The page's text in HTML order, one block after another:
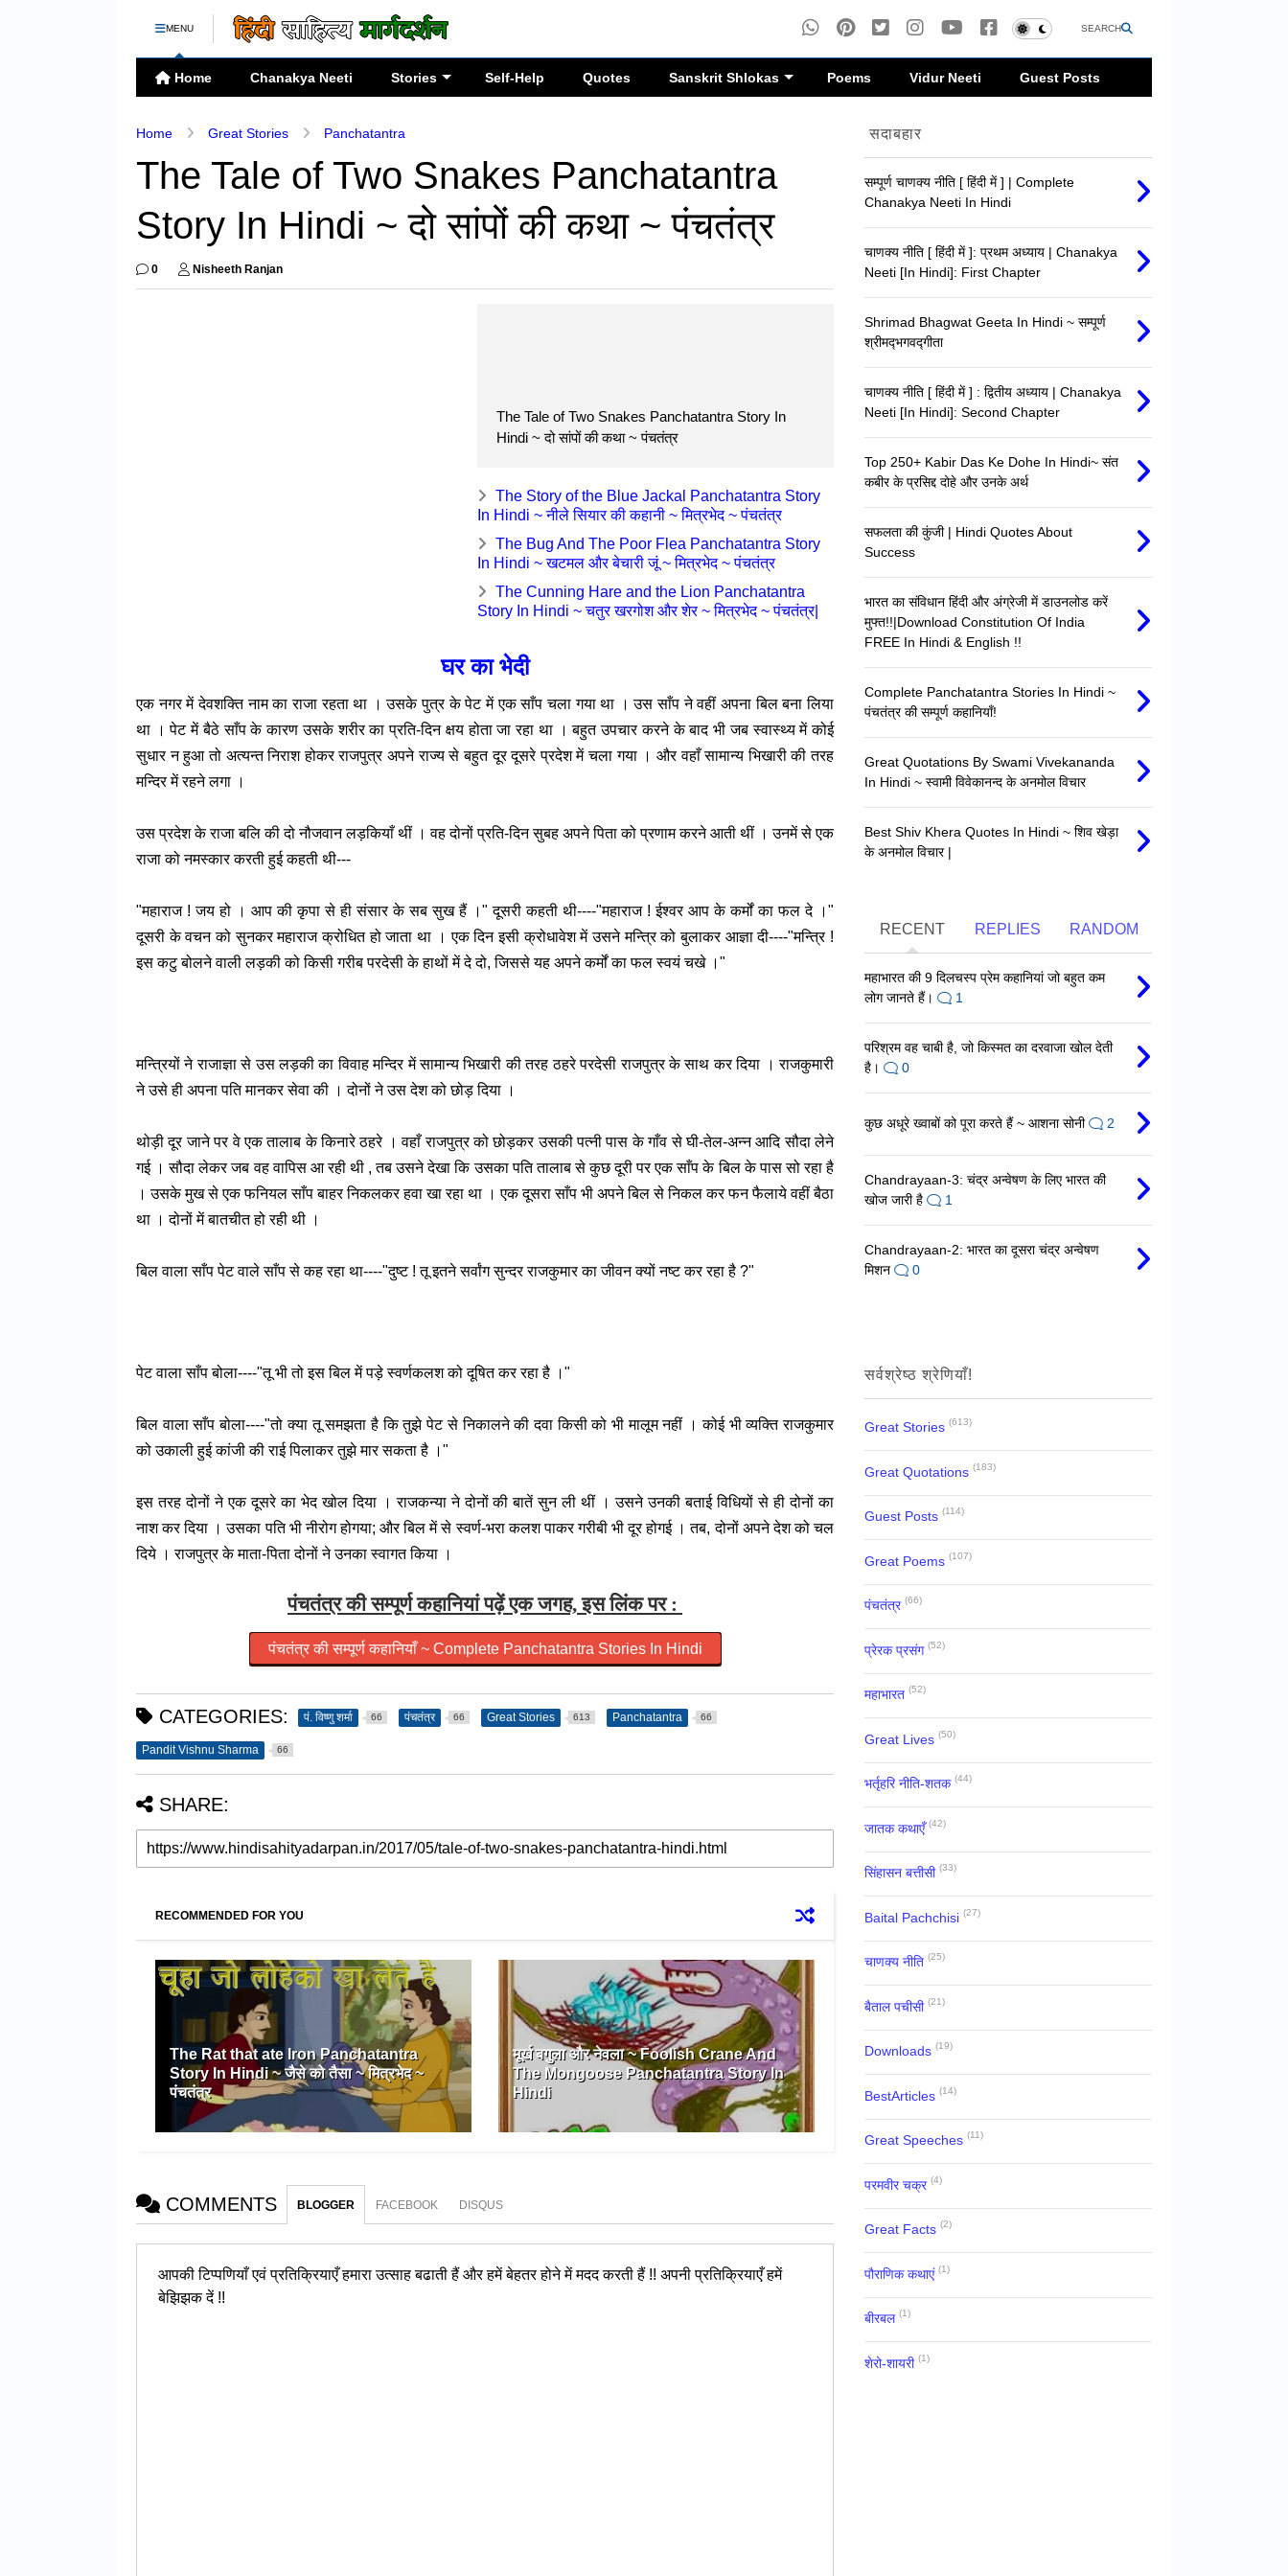
MENU SEARCH
Home Chanakya Neeti Stories Self-Help Quotes Sanskrit Shlokas Poems Vidur Neeti Guest Posts
Home Great Stories Panchatantra
The Tale of Two Snakes Panchatantra
Story In Hindi ~ दो सांपों की कथा ~ पंचतंत्र
0 Nisheeth Ranjan
The Tale of Two Snakes Panchatantra Story In
Hindi ~ दो सांपों की कथा ~ पंचतंत्र
The Story of the Blue Jackal Panchatantra Story
In Hindi ~ नीले सियार की कहानी ~ मित्रभेद ~ पंचतंत्र
The Bug And The Poor Flea Panchatantra Story
In Hindi ~ खटमल और बेचारी जूं ~ मित्रभेद ~ पंचतंत्र
The Cunning Hare and the Lion Panchatantra
Story In Hindi ~ चतुर खरगोश और शेर ~ मित्रभेद ~ पंचतंत्र|
घर का भेदी
एक नगर में देवशक्ति नाम का राजा रहता था । उसके पुत्र के पेट में एक साँप चला गया था । उस साँप ने वहीं अपना बिल बना लिया
था । पेट में बैठे साँप के कारण उसके शरीर का प्रति-दिन क्षय होता जा रहा था । बहुत उपचार करने के बाद भी जब स्वास्थ्य में कोई
सुधार न हुआ तो अत्यन्त निराश होकर राजपुत्र अपने राज्य से बहुत दूर दूसरे प्रदेश में चला गया । और वहाँ सामान्य भिखारी की तरह
मन्दिर में रहने लगा ।
उस प्रदेश के राजा बलि की दो नौजवान लड़कियाँ थीं । वह दोनों प्रति-दिन सुबह अपने पिता को प्रणाम करने आती थीं । उनमें से एक
राजा को नमस्कार करती हुई कहती थी---
"महाराज ! जय हो । आप की कृपा से ही संसार के सब सुख हैं ।" दूसरी कहती थी----"महाराज ! ईश्‍वर आप के कर्मों का फल दे ।"
दूसरी के वचन को सुनकर महाराज क्रोधित हो जाता था । एक दिन इसी क्रोधावेश में उसने मन्त्रि को बुलाकर आज्ञा दी----"मन्त्रि !
इस कटु बोलने वाली लड़की को किसी गरीब परदेसी के हाथों में दे दो, जिससे यह अपने कर्मों का फल स्वयं चखे ।"
मन्त्रियों ने राजाज्ञा से उस लड़की का विवाह मन्दिर में सामान्य भिखारी की तरह ठहरे परदेसी राजपुत्र के साथ कर दिया । राजकुमारी
ने उसे ही अपना पति मानकर सेवा की । दोनों ने उस देश को छोड़ दिया ।
थोड़ी दूर जाने पर वे एक तालाब के किनारे ठहरे । वहाँ राजपुत्र को छोड़कर उसकी पत्‍नी पास के गाँव से घी-तेल-अन्न आदि सौदा लेने
गई । सौदा लेकर जब वह वापिस आ रही थी , तब उसने देखा कि उसका पति तालाब से कुछ दूरी पर एक साँप के बिल के पास सो रहा है
। उसके मुख से एक फनियल साँप बाहर निकलकर हवा खा रहा था । एक दूसरा साँप भी अपने बिल से निकल कर फन फैलाये वहीं बैठा
था । दोनों में बातचीत हो रही थी ।
बिल वाला साँप पेट वाले साँप से कह रहा था----"दुष्ट ! तू इतने सर्वांग सुन्दर राजकुमार का जीवन क्यों नष्ट कर रहा है ?"
पेट वाला साँप बोला----"तू भी तो इस बिल में पड़े स्वर्णकलश को दूषित कर रहा है ।"
बिल वाला साँप बोला----"तो क्या तू समझता है कि तुझे पेट से निकालने की दवा किसी को भी मालूम नहीं । कोई भी व्यक्ति राजकुमार
को उकाली हुई कांजी की राई पिलाकर तुझे मार सकता है ।"
इस तरह दोनों ने एक दूसरे का भेद खोल दिया । राजकन्या ने दोनों की बातें सुन ली थीं । उसने उनकी बताई विधियों से ही दोनों का
नाश कर दिया । उसका पति भी नीरोग होगया; और बिल में से स्वर्ण-भरा कलश पाकर गरीबी भी दूर होगई । तब, दोनों अपने देश को चल
दिये । राजपुत्र के माता-पिता दोनों ने उनका स्वागत किया ।
पंचतंत्र की सम्पूर्ण कहानियां पढ़ें एक जगह, इस लिंक पर :
पंचतंत्र की सम्पूर्ण कहानियाँ ~ Complete Panchatantra Stories In Hindi
CATEGORIES: पं. विष्णु शर्मा 66 पंचतंत्र 66 Great Stories 613 Panchatantra 66
Pandit Vishnu Sharma 66
SHARE:
RECOMMENDED FOR YOU
The Rat that ate Iron Panchatantra
Story In Hindi ~ जैसे को तैसा ~ मित्रभेद ~
पंचतंत्र
मूर्ख बगुला और नेवला ~ Foolish Crane And
The Mongoose Panchatantra Story In
Hindi
COMMENTS BLOGGER FACEBOOK DISQUS
आपकी टिप्पणियाँ एवं प्रतिक्रियाएँ हमारा उत्साह बढाती हैं और हमें बेहतर होने में मदद करती हैं !! अपनी प्रतिक्रियाएँ हमें
बेझिझक दें !!
सदाबहार
सम्पूर्ण चाणक्य नीति [ हिंदी में ] | Complete
Chanakya Neeti In Hindi
चाणक्य नीति [ हिंदी में ]: प्रथम अध्याय | Chanakya
Neeti [In Hindi]: First Chapter
Shrimad Bhagwat Geeta In Hindi ~ सम्पूर्ण
श्रीमद्‍भगवद्‍गीता
चाणक्य नीति [ हिंदी में ] : द्वितीय अध्याय | Chanakya
Neeti [In Hindi]: Second Chapter
Top 250+ Kabir Das Ke Dohe In Hindi~ संत
कबीर के प्रसिद्द दोहे और उनके अर्थ
सफलता की कुंजी | Hindi Quotes About
Success
भारत का संविधान हिंदी और अंग्रेजी में डाउनलोड करें
मुफ्त!!|Download Constitution Of India
FREE In Hindi & English !!
Complete Panchatantra Stories In Hindi ~
पंचतंत्र की सम्पूर्ण कहानियाँ!
Great Quotations By Swami Vivekananda
In Hindi ~ स्वामी विवेकानन्द के अनमोल विचार
Best Shiv Khera Quotes In Hindi ~ शिव खेड़ा
के अनमोल विचार |
RECENT REPLIES RANDOM
महाभारत की 9 दिलचस्प प्रेम कहानियां जो बहुत कम
लोग जानते हैं।
1
परिश्रम वह चाबी है, जो किस्मत का दरवाजा खोल देती
है।
0
कुछ अधूरे ख्वाबों को पूरा करते हैं ~ आशना सोनी 2
Chandrayaan-3: चंद्र अन्वेषण के लिए भारत की
खोज जारी है
1
Chandrayaan-2: भारत का दूसरा चंद्र अन्वेषण
मिशन
0
सर्वश्रेष्ठ श्रेणियाँ!
Great Stories (613)
Great Quotations (183)
Guest Posts (114)
Great Poems (107)
पंचतंत्र (66)
प्रेरक प्रसंग (52)
महाभारत (52)
Great Lives (50)
भर्तृहरि नीति-शतक (44)
जातक कथाएँ (42)
सिंहासन बत्तीसी (33)
Baital Pachchisi (27)
चाणक्य नीति (25)
बैताल पचीसी (21)
Downloads (19)
BestArticles (14)
Great Speeches (11)
परमवीर चक्र (4)
Great Facts (2)
पौराणिक कथाएं (1)
बीरबल (1)
शेरो-शायरी (1)